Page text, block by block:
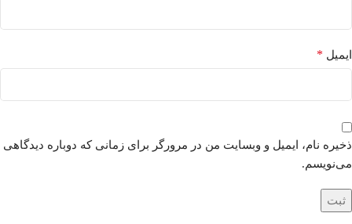
ایمیل *
ذخیره نام، ایمیل و وبسایت من در مرورگر برای زمانی که دوباره دیدگاهی
می‌نویسم.